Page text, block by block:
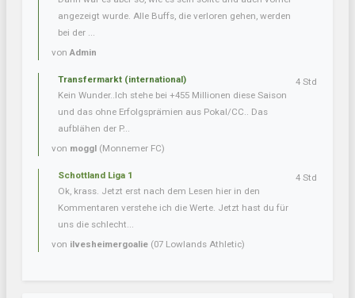
angezeigt wurde. Alle Buffs, die verloren gehen, werden
bei der ...
vonAdmin
Transfermarkt (international)
Kein Wunder..Ich stehe bei +455 Millionen diese Saison
und das ohne Erfolgsprämien aus Pokal/CC.. Das
aufblähen der P...
von moggl (Monnemer FC)
4 Std
Schottland Liga 1
Ok, krass. Jetzt erst nach dem Lesen hier in den
Kommentaren verstehe ich die Werte. Jetzt hast du für
uns die schlecht...
von ilvesheimergoalie (07 Lowlands Athletic)
4 Std